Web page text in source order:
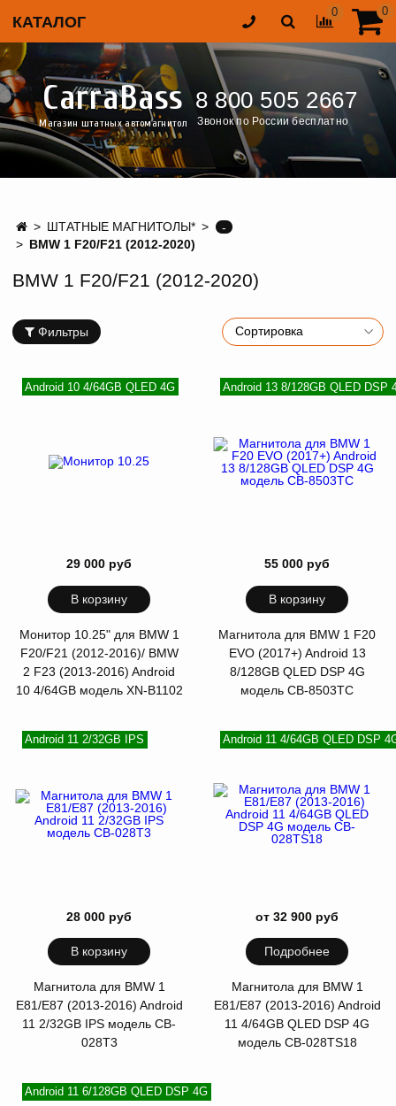
КАТАЛОГ
0 0
CarraBass
Магазин штатных автомагнитол
8 800 505 2667
Звонок по России бесплатно
ШТАТНЫЕ МАГНИТОЛЫ*
-
BMW 1 F20/F21 (2012-2020)
BMW 1 F20/F21 (2012-2020)
Фильтры
Android 10 4/64GB QLED 4G
29 000 руб
В корзину
Монитор 10.25" для BMW 1
F20/F21 (2012-2016)/ BMW
2 F23 (2013-2016) Android
10 4/64GB модель XN-B1102
Android 13 8/128GB QLED DSP
55 000 руб
В корзину
Магнитола для BMW 1 F20
EVO (2017+) Android 13
8/128GB QLED DSP 4G
модель CB-8503TC
Android 11 2/32GB IPS
28 000 руб
В корзину
Магнитола для BMW 1
E81/E87 (2013-2016) Android
11 2/32GB IPS модель CB-
028T3
Android 11 4/64GB QLED DSP
от 32 900 руб
Подробнее
Магнитола для BMW 1
E81/E87 (2013-2016) Android
11 4/64GB QLED DSP 4G
модель CB-028TS18
Android 11 6/128GB QLED DSP 4G